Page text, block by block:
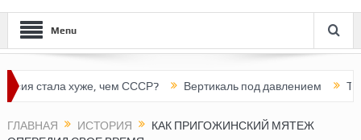
Menu
хуже, чем СССР? Вертикаль под давлением Тоннель в
ГЛАВНАЯ ИСТОРИЯ
КАК ПРИГОЖИНСКИЙ МЯТЕЖ